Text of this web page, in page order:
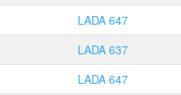
LADA 647
LADA 637
LADA 647